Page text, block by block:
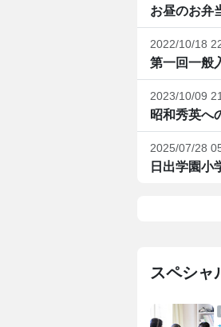
お昼のお弁
2022/10/18
第一回一般
2023/10/09
昭和秀英へ
2025/07/28
日出学園
スペシャ